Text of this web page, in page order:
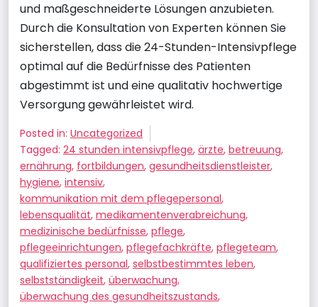
und maßgeschneiderte Lösungen anzubieten.
Durch die Konsultation von Experten können Sie
sicherstellen, dass die 24-Stunden-Intensivpflege
optimal auf die Bedürfnisse des Patienten
abgestimmt ist und eine qualitativ hochwertige
Versorgung gewährleistet wird.
Posted in: Uncategorized
Tagged: 24 stunden intensivpflege, ärzte, betreuung,
ernährung, fortbildungen, gesundheitsdienstleister,
hygiene, intensiv,
kommunikation mit dem pflegepersonal,
lebensqualität, medikamentenverabreichung,
medizinische bedürfnisse, pflege,
pflegeeinrichtungen, pflegefachkräfte, pflegeteam,
qualifiziertes personal, selbstbestimmtes leben,
selbstständigkeit, überwachung,
überwachung des gesundheitszustands,